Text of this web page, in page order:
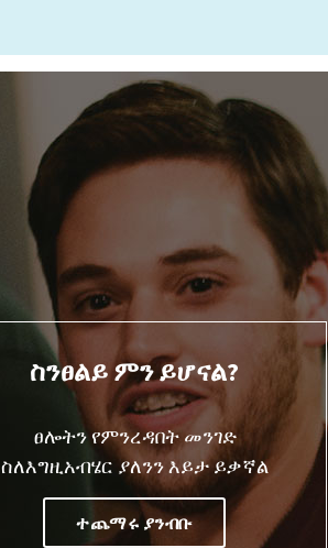
ስንፀልይ ምን ይሆናል?
ፀሎትን የምንረዳበት መንገድ
ስለእግዚአብሄር ያለንን እይታ ይቃኛል
ተጨማሩ ያንብቡ